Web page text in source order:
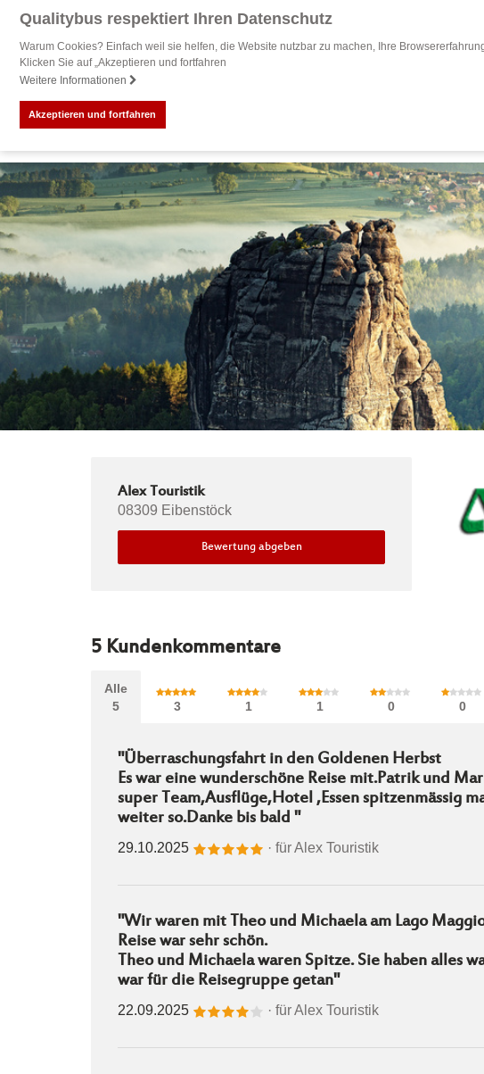
Qualitybus respektiert Ihren Datenschutz
Warum Cookies? Einfach weil sie helfen, die Website nutzbar zu machen, Ihre
Klicken Sie auf „Akzeptieren und fortfahren
Weitere Informationen
Akzeptieren und fortfahren
Alex Touristik
08309 Eibenstöck
Bewertung abgeben
5 Kundenkommentare
Alle
5
3 1 1 0 0
"Überraschungsfahrt in den Goldenen Herbst
Es war eine wunderschöne Reise mit.Patrik und
super Team,Ausflüge,Hotel ,Essen spitzenmässig
weiter so.Danke bis bald "
29.10.2025 · fürAlex Touristik
"Wir waren mit Theo und Michaela am Lago
Reise war sehr schön.
Theo und Michaela waren Spitze. Sie haben alles
war für die Reisegruppe getan"
22.09.2025 · fürAlex Touristik